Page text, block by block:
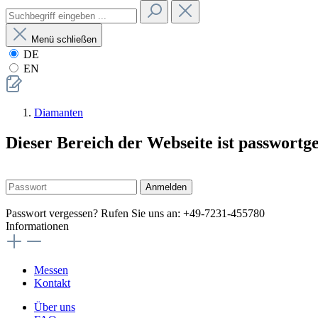
Menü schließen
DE
EN
Diamanten
Dieser Bereich der Webseite ist
Anmelden
Passwort vergessen? Rufen Sie uns an: +49-7231-455780
Informationen
Messen
Kontakt
Über uns